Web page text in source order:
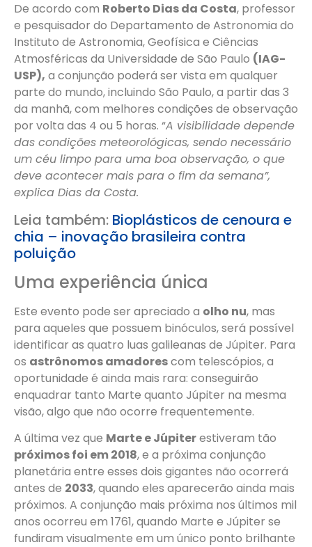
De acordo com Roberto Dias da Costa, professor
e pesquisador do Departamento de Astronomia do
Instituto de Astronomia, Geofísica e Ciências
Atmosféricas da Universidade de São Paulo (IAG-
USP), a conjunção poderá ser vista em qualquer
parte do mundo, incluindo São Paulo, a partir das 3
da manhã, com melhores condições de observação
por volta das 4 ou 5 horas. “A visibilidade depende
das condições meteorológicas, sendo necessário
um céu limpo para uma boa observação, o que
deve acontecer mais para o fim da semana”,
explica Dias da Costa.
Leia também: Bioplásticos de cenoura e
chia – inovação brasileira contra
poluição
Uma experiência única
Este evento pode ser apreciado a olho nu, mas
para aqueles que possuem binóculos, será possível
identificar as quatro luas galileanas de Júpiter. Para
os astrônomos amadorescom telescópios, a
oportunidade é ainda mais rara: conseguirão
enquadrar tanto Marte quanto Júpiter na mesma
visão, algo que não ocorre frequentemente.
A última vez que Marte e Júpiterestiveram tão
próximos foi em 2018, e a próxima conjunção
planetária entre esses dois gigantes não ocorrerá
antes de 2033, quando eles aparecerão ainda mais
próximos. A conjunção mais próxima nos últimos mil
anos ocorreu em 1761, quando Marte e Júpiter se
fundiram visualmente em um único ponto brilhante